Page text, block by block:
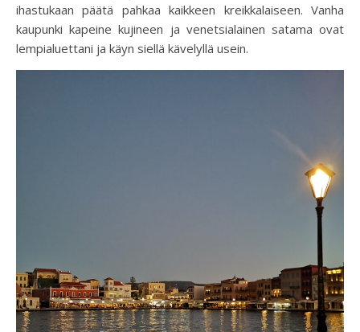
ihastukaan päätä pahkaa kaikkeen kreikkalaiseen. Vanha
kaupunki kapeine kujineen ja venetsialainen satama ovat
lempialuettani ja käyn siellä kävelyllä usein.